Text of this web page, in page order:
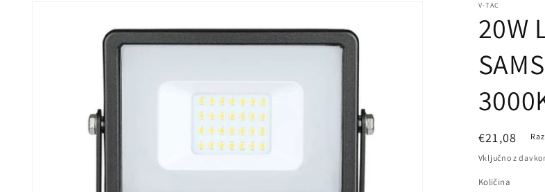
V-TAC
20W
Redna
cena
€21,08
Vključno z
Količina